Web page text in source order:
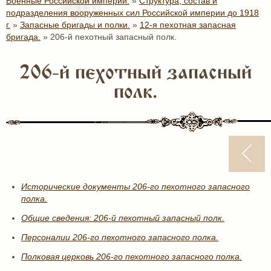
подразделения вооруженных сил Российской империи до 1918
г. » Запасные бригады и полки. » 12-я пехотная запасная
бригада. » 206-й пехотный запасный полк.
206-й пехотный запасный
полк.
Исторические документы 206-го пехотного запасного
полка.
Общие сведения: 206-й пехотный запасный полк.
Персоналии 206-го пехотного запасного полка.
Полковая церковь 206-го пехотного запасного полка.